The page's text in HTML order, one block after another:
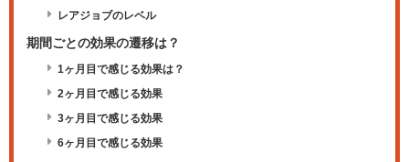
レアジョブのレベル
期間ごとの効果の遷移は？
1ヶ月目で感じる効果は？
2ヶ月目で感じる効果
3ヶ月目で感じる効果
6ヶ月目で感じる効果